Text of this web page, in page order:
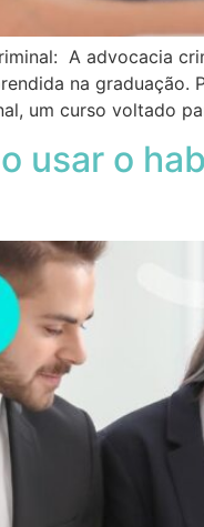
A advocacia
na graduação.
um curso voltado
usar o